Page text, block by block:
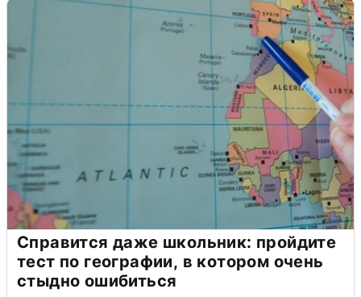
Справится даже школьник: пройдите
тест по географии, в котором очень
стыдно ошибиться